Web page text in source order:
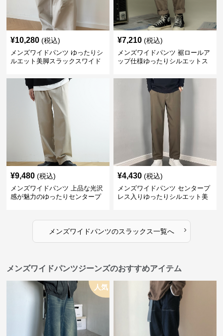
¥10,280 (税込)
メンズワイドパンツ ゆったりシ
ルエット美脚スラックスワイド
¥7,210 (税込)
メンズワイドパンツ 裾ロールア
ップ仕様ゆったりシルエットス
¥9,480 (税込)
メンズワイドパンツ 上品な光沢
感が魅力のゆったりセンタープ
¥4,430 (税込)
メンズワイドパンツ センタープ
レス入りゆったりシルエット美
メンズワイドパンツのスラックス一覧へ ›
メンズワイドパンツジーンズのおすすめアイテム
人気